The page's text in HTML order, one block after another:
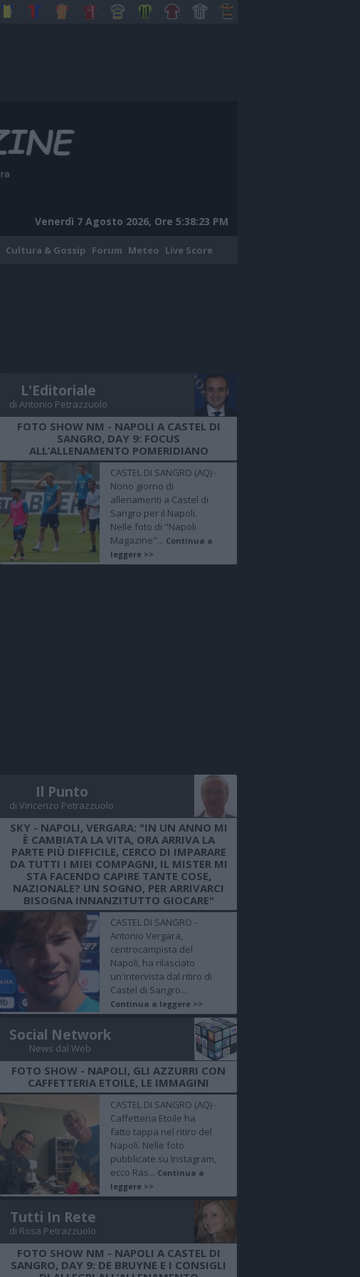
Venerdì 7 Agosto 2026, Ore 5:38:24 PM
Cultura & Gossip Forum Meteo Live Score
L'Editoriale
di Antonio Petrazzuolo
FOTO SHOW NM - NAPOLI A CASTEL DI
SANGRO, DAY 9: FOCUS
ALL’ALLENAMENTO POMERIDIANO
CASTEL DI SANGRO (AQ) -
Nono giorno di
allenamenti a Castel di
Sangro per il Napoli.
Nelle foto di "Napoli
Magazine"... Continua a
leggere >>
Il Punto
di Vincenzo Petrazzuolo
SKY - NAPOLI, VERGARA: "IN UN ANNO MI
È CAMBIATA LA VITA, ORA ARRIVA LA
PARTE PIÙ DIFFICILE, CERCO DI IMPARARE
DA TUTTI I MIEI COMPAGNI, IL MISTER MI
STA FACENDO CAPIRE TANTE COSE,
NAZIONALE? UN SOGNO, PER ARRIVARCI
BISOGNA INNANZITUTTO GIOCARE"
CASTEL DI SANGRO -
Antonio Vergara,
centrocampista del
Napoli, ha rilasciato
un'intervista dal ritiro di
Castel di Sangro...
Continua a leggere >>
Social Network
News dal Web
FOTO SHOW - NAPOLI, GLI AZZURRI CON
CAFFETTERIA ETOILE, LE IMMAGINI
CASTEL DI SANGRO (AQ) -
Caffetteria Etoile ha
fatto tappa nel ritiro del
Napoli. Nelle foto
pubblicate su Instagram,
ecco Ras... Continua a
leggere >>
Tutti In Rete
di Rosa Petrazzuolo
FOTO SHOW NM - NAPOLI A CASTEL DI
SANGRO, DAY 9: DE BRUYNE E I CONSIGLI